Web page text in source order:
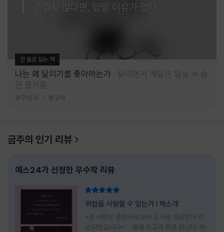
즐겁지 않다면, 달릴 이유가 없다
한 줄로 읽는 책
나는 왜 달리기를 좋아하는가
달리면서 깨달은 일상 속 숨
은 즐거움
방구석 저 방구석
금주의 인기 리뷰
예스24가 선정한 우수작 리뷰
위험을 사랑할 수 있는가 l 책소개
*본 서평은 출판사로부터 도서를 제공받아 작
성되었습니다* 올해 최고의 책을 만났다. 바